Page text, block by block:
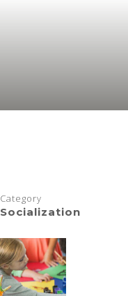
Category
Socialization